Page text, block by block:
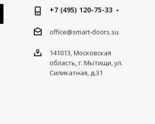
+7 (495) 120-75-33
office@smart-doors.su
141013, Московская
область, г. Мытищи, ул.
Силикатная, д.31